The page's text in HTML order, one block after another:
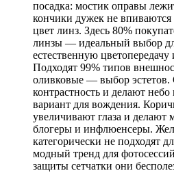
посадка: мостик оправы
кончики дужек не
цвет линз. Здесь 80%
линзы — идеальный выбор
естественную
Подходят 99% типов
оливковые — выбор
контрастность и делают
вариант для вождения.
увеличивают глаза и
блогеры и инфлюенсеры.
категорически не подходят
модный тренд для
защиты сетчатки они